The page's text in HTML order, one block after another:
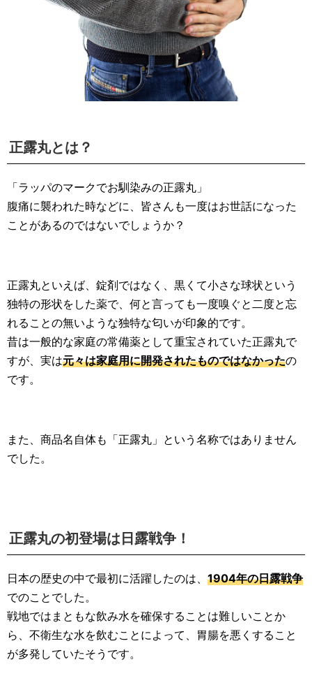
正露丸とは？
「ラッパのマークでお馴染みの正露丸」
腹痛に襲われた時などに、皆さんも一度はお世話になった
ことがあるのではないでしょうか？
正露丸といえば、錠剤ではなく、黒くて小さな球状という
独特の形状をした薬で、何と言っても一度嗅ぐと二度と忘
れることの無いような独特な匂いが印象的です。
昔は一般的な家庭の常備薬として重宝されていた正露丸で
すが、実は元々は家庭用に開発されたものではなかったの
です。
また、商品名自体も「正露丸」という名称ではありません
でした。
正露丸の初登場は日露戦争！
日本の歴史の中で最初に活躍したのは、 1904年の日露戦争
でのことでした。
戦地ではまともな飲み水を確保することは難しいことか
ら、不衛生な水を飲むことによって、胃腸を悪くすること
が多発していたそうです。